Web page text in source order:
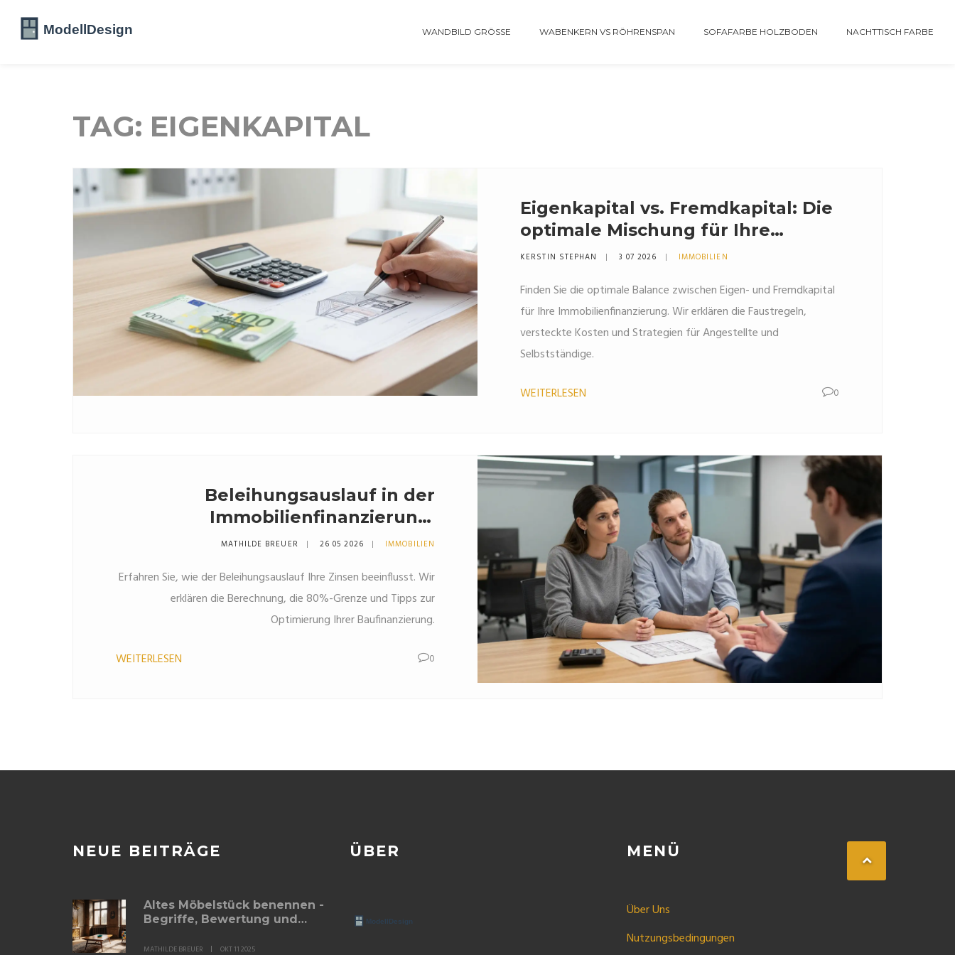
WANDBILD GRÖSSE WABENKERN VS RÖHRENSPAN SOFAFARBE HOLZBODEN NACHTTISCH FARBE
TAG: EIGENKAPITAL
Eigenkapital vs. Fremdkapital: Die
optimale Mischung für Ihre
Immobilienfinanzierung
KERSTIN STEPHAN 3 07 2026 IMMOBILIEN
Finden Sie die optimale Balance zwischen Eigen- und Fremdkapital
für Ihre Immobilienfinanzierung. Wir erklären die Faustregeln,
versteckte Kosten und Strategien für Angestellte und
Selbstständige.
WEITERLESEN 0
Beleihungsauslauf in der
Immobilienfinanzierung:
Bedeutung, Berechnung und
MATHILDE BREUER 26 05 2026 IMMOBILIEN
Erfahren Sie, wie der Beleihungsauslauf Ihre Zinsen beeinflusst. Wir
erklären die Berechnung, die 80%-Grenze und Tipps zur
Optimierung Ihrer Baufinanzierung.
WEITERLESEN 0
NEUE BEITRÄGE
Altes Möbelstück benennen -
Begriffe, Bewertung und
MATHILDE BREUER OKT 11 2025
ÜBER MENÜ
Über Uns
Nutzungsbedingungen